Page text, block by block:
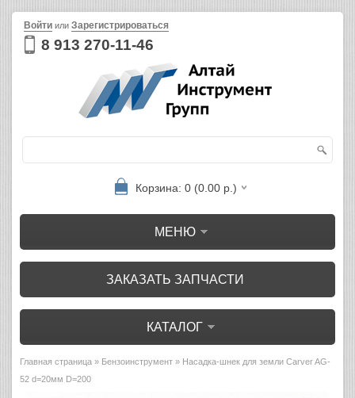
8 913 270-11-46
Войти или Зарегистрироваться
Корзина: 0 (0.00 р.)
МЕНЮ
ЗАКАЗАТЬ ЗАПЧАСТИ
КАТАЛОГ
Главная страница » Бензоинструмент » Насадка-шнек для земли Carver AG-
52 d=20мм D=200